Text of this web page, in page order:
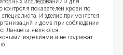
исследований и для
контроля показателей крови по
Изделие применяется
и дома при соблюдении
Ланцеты являются
изделиями и не подлежат